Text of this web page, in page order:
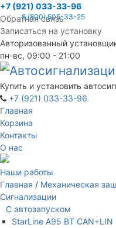
+7 (921) 033-33-96
8 (800) 505-33-25
Обратная связь
Записаться на установку
Авторизованный
пн-вс, 09:00 - 21:00
Купить и установить
+7 (921) 033-33-96
Главная
Корзина
Контакты
О нас
Наши работы
Главная / Механическая
Сигнализации
С автозапуском
StarLine A95 BT CAN+LIN